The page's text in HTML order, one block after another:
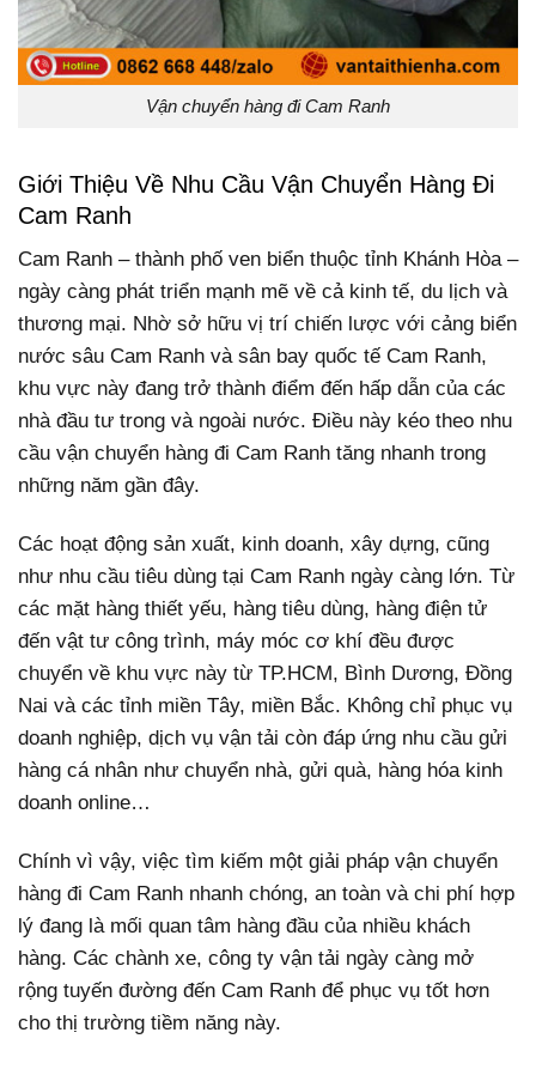
Vận chuyển hàng đi Cam Ranh
Giới Thiệu Về Nhu Cầu Vận Chuyển Hàng Đi
Cam Ranh
Cam Ranh – thành phố ven biển thuộc tỉnh Khánh Hòa –
ngày càng phát triển mạnh mẽ về cả kinh tế, du lịch và
thương mại. Nhờ sở hữu vị trí chiến lược với cảng biển
nước sâu Cam Ranh và sân bay quốc tế Cam Ranh,
khu vực này đang trở thành điểm đến hấp dẫn của các
nhà đầu tư trong và ngoài nước. Điều này kéo theo nhu
cầu vận chuyển hàng đi Cam Ranh tăng nhanh trong
những năm gần đây.
Các hoạt động sản xuất, kinh doanh, xây dựng, cũng
như nhu cầu tiêu dùng tại Cam Ranh ngày càng lớn. Từ
các mặt hàng thiết yếu, hàng tiêu dùng, hàng điện tử
đến vật tư công trình, máy móc cơ khí đều được
chuyển về khu vực này từ TP.HCM, Bình Dương, Đồng
Nai và các tỉnh miền Tây, miền Bắc. Không chỉ phục vụ
doanh nghiệp, dịch vụ vận tải còn đáp ứng nhu cầu gửi
hàng cá nhân như chuyển nhà, gửi quà, hàng hóa kinh
doanh online…
Chính vì vậy, việc tìm kiếm một giải pháp vận chuyển
hàng đi Cam Ranh nhanh chóng, an toàn và chi phí hợp
lý đang là mối quan tâm hàng đầu của nhiều khách
hàng. Các chành xe, công ty vận tải ngày càng mở
rộng tuyến đường đến Cam Ranh để phục vụ tốt hơn
cho thị trường tiềm năng này.